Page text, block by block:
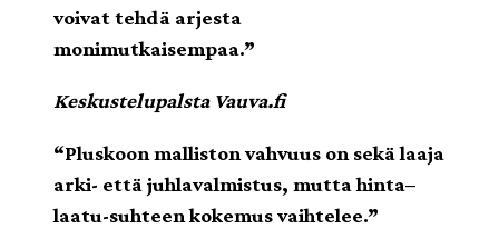
voivat tehdä arjesta
monimutkaisempaa.”
Keskustelupalsta Vauva.fi
“Pluskoon malliston vahvuus on sekä laaja
arki- että juhlavalmistus, mutta hinta–
laatu-suhteen kokemus vaihtelee.”